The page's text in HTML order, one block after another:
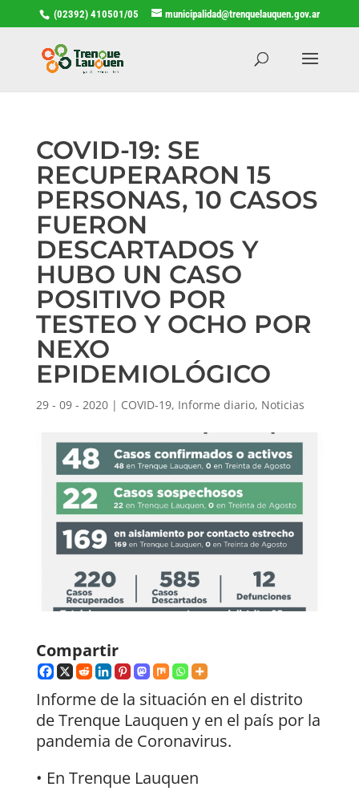
(02392) 410501/05 municipalidad@trenquelauquen.gov.ar
COVID-19: SE
RECUPERARON 15
PERSONAS, 10 CASOS
FUERON
DESCARTADOS Y
HUBO UN CASO
POSITIVO POR
TESTEO Y OCHO POR
NEXO
EPIDEMIOLÓGICO
29 - 09 - 2020| COVID-19, Informe diario, Noticias
Compartir
Informe de la situación en el distrito
de Trenque Lauquen y en el país por la
pandemia de Coronavirus.
• En Trenque Lauquen